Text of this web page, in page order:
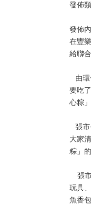
發佈
發佈
在豐
給聯
由環
要吃
心粽
張市
大家
粽」
張市
玩具
魚香